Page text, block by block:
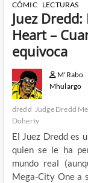
CÓMIC LECTURAS
Juez
Heart –
equivoca
M'Rabo
Mhulargo
dredd Judge Dredd
Doherty
El Juez Dredd es
quien se le ha
mundo real
Mega-City One a